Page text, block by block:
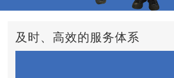
及时、高效的服务体系